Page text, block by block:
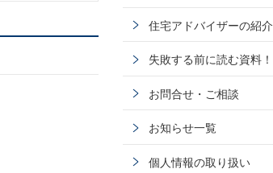
住宅アドバイザーの紹介
失敗する前に読む資料！
お問合せ・ご相談
お知らせ一覧
個人情報の取り扱い